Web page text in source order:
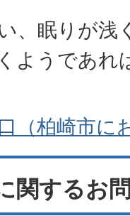
、眠りが浅
ようであれ
（柏崎市に
関するお